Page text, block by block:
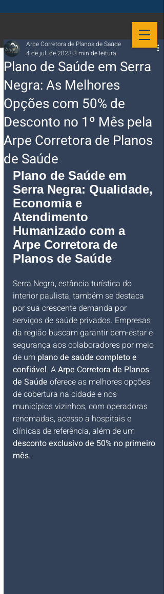
Plano de Saúde em Serra
Negra: As Melhores
Opções com 50% de
Desconto no 1º Mês pela
Arpe Corretora de Planos
de Saúde
Arpe Corretora de Planos de Saúde
4 de jul. de 2023 3 min de leitura
Plano de Saúde em
Serra Negra: Qualidade,
Economia e
Atendimento
Humanizado com a
Arpe Corretora de
Planos de Saúde
Serra Negra, estância turística do
interior paulista, também se destaca
por sua crescente demanda por
serviços de saúde privados. Empresas
da região buscam garantir bem-estar e
segurança aos colaboradores por meio
de um plano de saúde completo e
confiável. A Arpe Corretora de Planos
de Saúde oferece as melhores opções
de cobertura na cidade e nos
municípios vizinhos, com operadoras
renomadas, acesso a hospitais e
clínicas de referência, além de um
desconto exclusivo de 50% no primeiro
mês.